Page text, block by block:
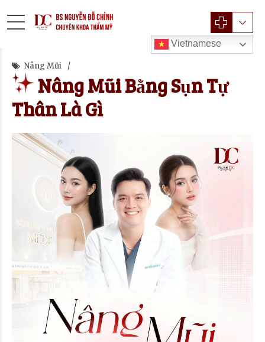
Vietnamese
Nâng Mũi
Nâng Mũi Bằng Sụn Tự
Thân Là Gì